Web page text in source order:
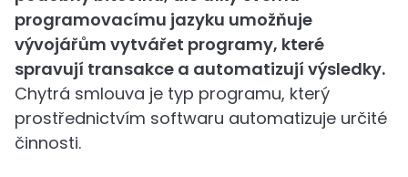
programovacímu jazyku umožňuje
vývojářům vytvářet programy, které
spravují transakce a automatizují výsledky.
Chytrá smlouva je typ programu, který
prostřednictvím softwaru automatizuje určité
činnosti.